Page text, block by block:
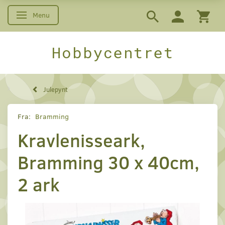
Skifte navigation
Menu
Hobbycentret
Julepynt
Fra: Bramming
Kravlenisseark,
Bramming 30 x 40cm,
2 ark